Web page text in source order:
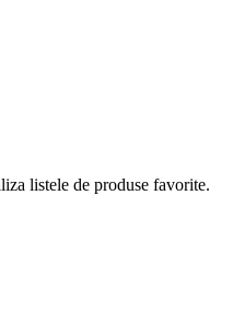
listele de produse favorite.